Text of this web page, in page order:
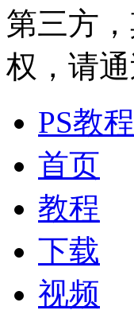
第三方
权，请
PS教
首页
教程
下载
视频